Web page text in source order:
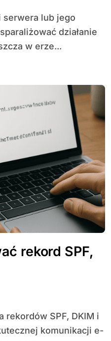
działanie
w erze...
rekord SPF,
komunikacji e-